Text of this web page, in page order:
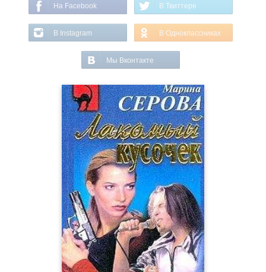
На Facebook В Твиттере
В Instagram В Одноклассниках
Мы Вконтакте